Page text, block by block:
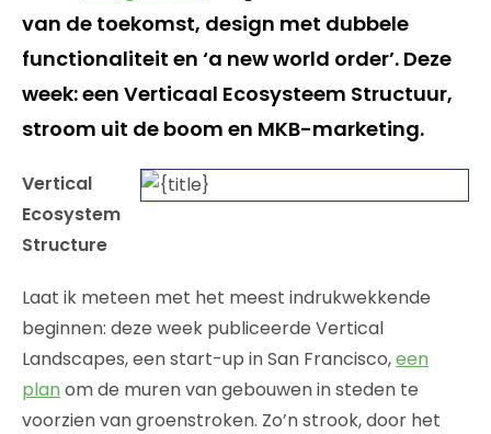
van de toekomst, design met dubbele
functionaliteit en ‘a new world order’. Deze
week: een Verticaal Ecosysteem Structuur,
stroom uit de boom en MKB-marketing.
Vertical
Ecosystem
Structure
Laat ik meteen met het meest indrukwekkende
beginnen: deze week publiceerde Vertical
Landscapes, een start-up in San Francisco,een
plan om de muren van gebouwen in steden te
voorzien van groenstroken. Zo’n strook, door het